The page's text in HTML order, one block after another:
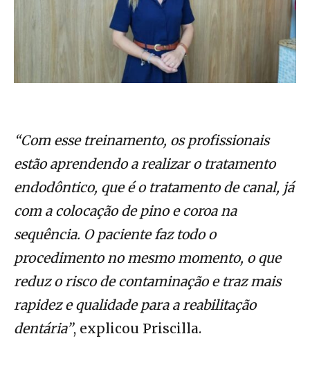
“Com esse treinamento, os profissionais
estão aprendendo a realizar o tratamento
endodôntico, que é o tratamento de canal, já
com a colocação de pino e coroa na
sequência. O paciente faz todo o
procedimento no mesmo momento, o que
reduz o risco de contaminação e traz mais
rapidez e qualidade para a reabilitação
dentária”, explicou Priscilla.